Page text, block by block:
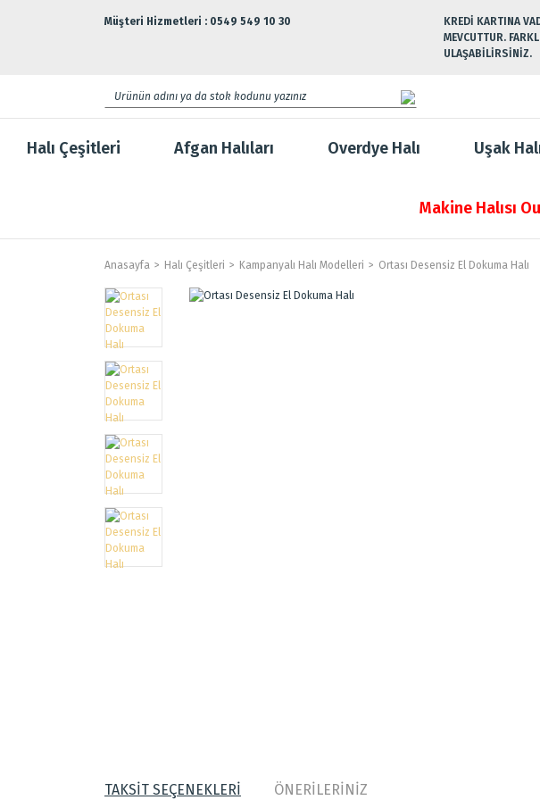
Müşteri Hizmetleri : 0549 549 10 30
KREDİ KARTINA
MEVCUTTUR.
ULAŞABİLİRSİNİZ.
Halı Çeşitleri Afgan Halıları Overdye Halı Uşak
Makine Halısı
Anasayfa Halı Çeşitleri Kampanyalı Halı Modelleri Ortası Desensiz El Dokuma Halı
TAKSİT SEÇENEKLERİ ÖNERİLERİNİZ